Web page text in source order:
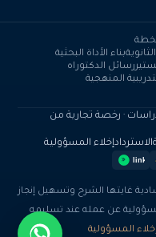
بناء الأداة البحثية
رسائل الدكتوراه
المنهجية
والدراسات · رخصة تجارية من
الاستردادإخلاء المسؤولية
link
غايتها الشرح وتسهيل إنجاز
عن عمله عند تسليمه
المسؤولية